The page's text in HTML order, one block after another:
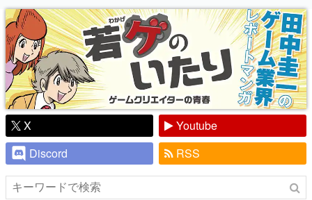
り】
X
Youtube
Discord
RSS